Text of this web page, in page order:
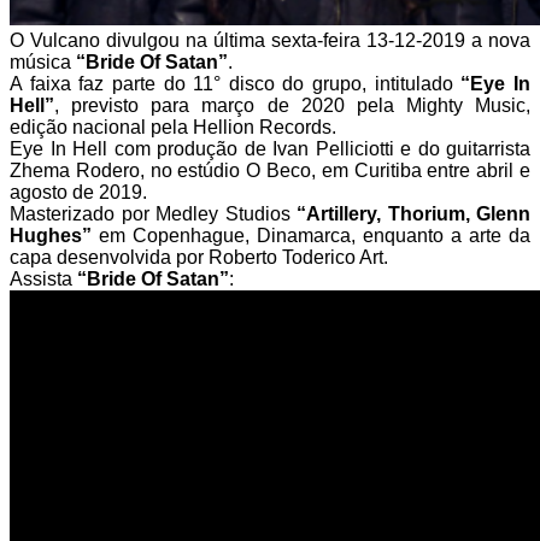
O Vulcano divulgou na última sexta-feira 13-12-2019 a nova
música “Bride Of Satan”.
A faixa faz parte do 11° disco do grupo, intitulado “Eye In
Hell”, previsto para março de 2020 pela Mighty Music,
edição nacional pela Hellion Records.
Eye In Hell com produção de Ivan Pelliciotti e do guitarrista
Zhema Rodero, no estúdio O Beco, em Curitiba entre abril e
agosto de 2019.
Masterizado por Medley Studios “Artillery, Thorium, Glenn
Hughes” em Copenhague, Dinamarca, enquanto a arte da
capa desenvolvida por Roberto Toderico Art.
Assista “Bride Of Satan”: